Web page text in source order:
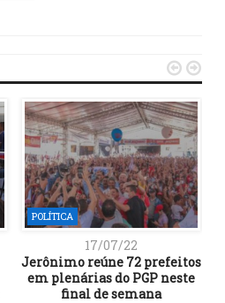
POLÍTICA
17/07/22
Jerônimo reúne 72 prefeitos
em plenárias do PGP neste
final de semana
 